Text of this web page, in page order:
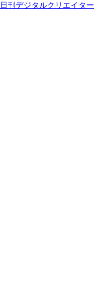
日刊デジタルクリエイター